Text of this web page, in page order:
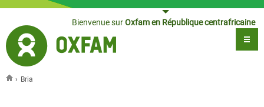
Jump to navigationBienvenue surOxfam en République centrafricaine
› Bria